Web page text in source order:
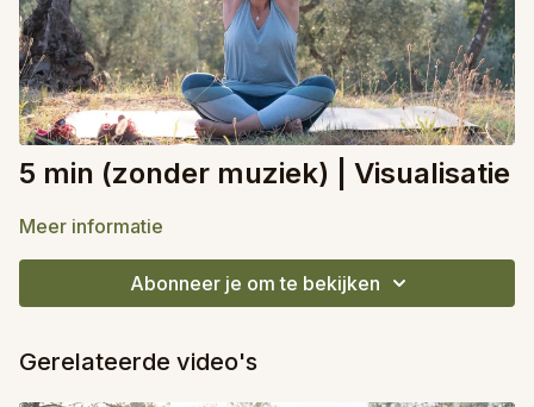
5 min (zonder muziek) | Visualisatie
Meer informatie
Abonneer je om te bekijken
Gerelateerde video's